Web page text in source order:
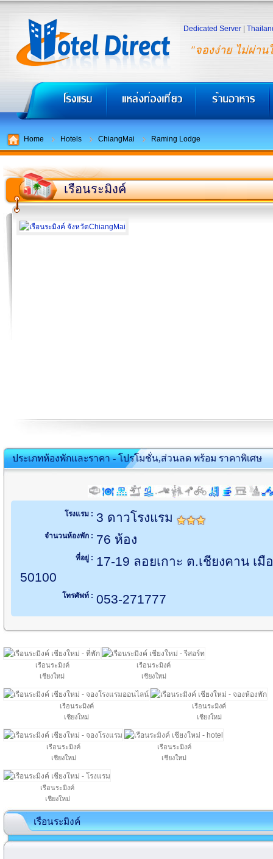
"จองง่าย ไม่ผ่าน
Dedicated Server
Home Hotels ChiangMai Raming Lodge
เรือนระมิงค์
ประเภทห้องพักและราคา - โปรโมชั่น,ส่วนลด พร้อม ราคาพิเศษ
โรงแรม : 3 ดาวโรงแรม
จำนวนห้องพัก : 76 ห้อง
ที่อยู่ : 17-19 ลอยเกาะ ต.เชียงคาน เมื
50100
โทรศัพท์ : 053-271777
เรือนระมิงค์
เชียงใหม่
เรือนระมิงค์
เชียงใหม่
เรือนระมิงค์
เชียงใหม่
เรือนระมิงค์
เชียงใหม่
เรือนระมิงค์
เชียงใหม่
เรือนระมิงค์
เชียงใหม่
เรือนระมิงค์
เชียงใหม่
เรือนระมิงค์